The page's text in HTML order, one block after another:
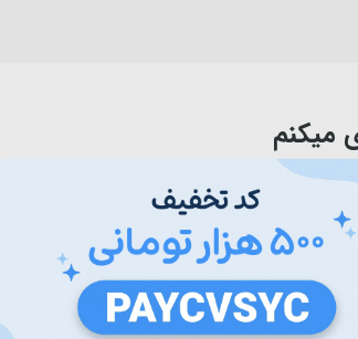
می آورد تا در خلال بازی و سرگرمی های
را به فارسی ترجمه کرده است و طراحی این
اجتماعي، تعامل و گفت وگو با ديگران و
و نوشتن بهتر آماده مي سازد.